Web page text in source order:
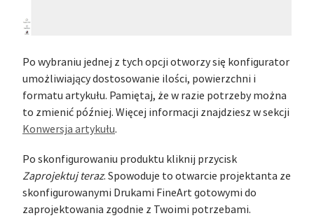
Po wybraniu jednej z tych opcji otworzy się konfigurator
umożliwiający dostosowanie ilości, powierzchni i
formatu artykułu. Pamiętaj, że w razie potrzeby można
to zmienić później. Więcej informacji znajdziesz w sekcji
Konwersja artykułu.
Po skonfigurowaniu produktu kliknij przycisk
Zaprojektuj teraz. Spowoduje to otwarcie projektanta ze
skonfigurowanymi Drukami FineArt gotowymi do
zaprojektowania zgodnie z Twoimi potrzebami.